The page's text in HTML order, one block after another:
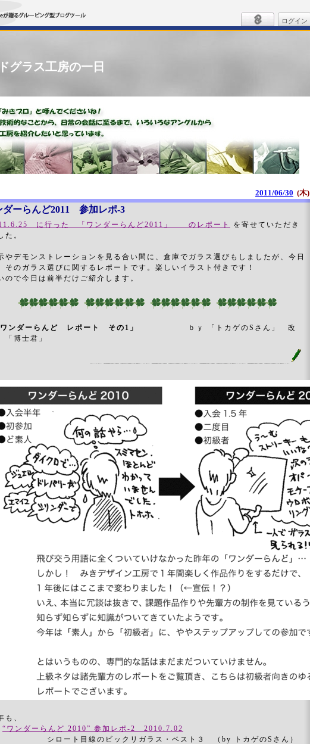
ログイン
グラス工房の一日
2011/06/30 (木)
ダーらんど2011 参加レポ-3
に行った 「ワンダーらんど2011」 のレポート
を寄せていただき
た。
やデモンストレーションを見る合い間に、倉庫でガラス選びもしましたが、今日
そのガラス選びに関するレポートです。楽しいイラスト付きです！
ので今日は前半だけご紹介します。
ワンダーらんど レポート その1」
ｂｙ 「トカゲのSさん」 改
博士君」
も、
“ワンダーらんど 2010” 参加レポ-2 2010.7.02
ロート目線のビックリガラス・ベスト３ （by トカゲのSさん）